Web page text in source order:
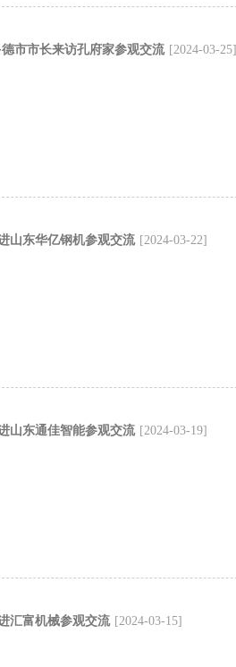
市市长来访孔府家参观交流 [2024-03-25]
山东华亿钢机参观交流 [2024-03-22]
山东通佳智能参观交流 [2024-03-19]
汇富机械参观交流 [2024-03-15]